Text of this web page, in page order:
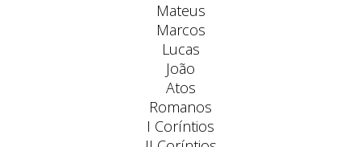
Mateus
Marcos
Lucas
João
Atos
Romanos
I Coríntios